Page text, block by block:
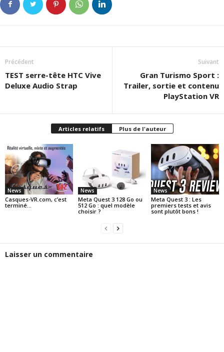
Précédent
TEST serre-tête HTC Vive
Deluxe Audio Strap
Suivant
Gran Turismo Sport :
Trailer, sortie et contenu
PlayStation VR
Articles relatifs Plus de l'auteur
News
Casques-VR.com, c’est
terminé…
News
Meta Quest 3 128 Go ou
512 Go : quel modèle
choisir ?
News
Meta Quest 3 : Les
premiers tests et avis
sont plutôt bons !
Laisser un commentaire